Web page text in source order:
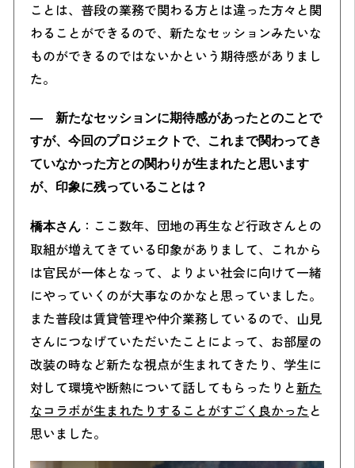
ことは、普段の業務で関わる方とは違った方々と関
わることができるので、新たなセッションみたいな
ものができるのではないかという期待感がありまし
た。
― 新たなセッションに期待感があったとのことで
すが、今回のプロジェクトで、これまで関わってき
ていなかった方との関わりが生まれたと思います
が、印象に残っていることは？
橋本さん：ここ数年、団地の再生など行政さんとの
取組が増えてきている印象がありまして、これから
は官民が一体となって、よりよい社会に向けて一緒
にやっていくのが大事なのかなと思っていました。
また普段は賃貸管理や仲介業務しているので、山見
さんにつなげていただいたことによって、お部屋の
改装の時など新たな視点が生まれてきたり、学生に
対して環境や断熱について話してもらったりと新た
なコラボが生まれたりすることがすごく良かった と
思いました。